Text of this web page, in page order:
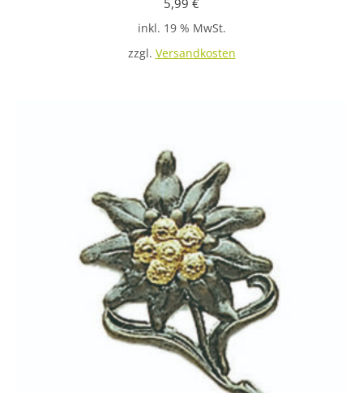
inkl. 19 % MwSt.
zzgl. Versandkosten